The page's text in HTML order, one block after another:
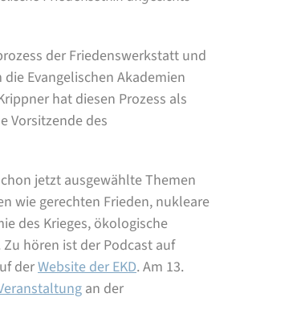
der Friedenswerkstatt und
Evangelischen Akademien
hat diesen Prozess als
Vorsitzende des
jetzt ausgewählte Themen
wie gerechten Frieden, nukleare
des Krieges, ökologische
hören ist der Podcast auf
derWebsite der EKD. Am 13.
an der